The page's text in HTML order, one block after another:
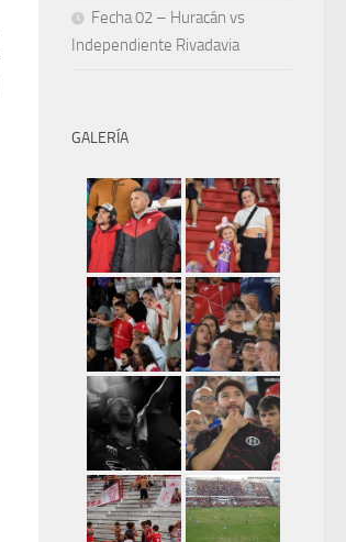
Fecha 02 – Huracán vs
Independiente Rivadavia
GALERÍA